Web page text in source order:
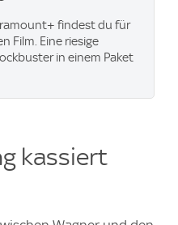
findest du für
Film. Eine riesige
in einem Paket
kassiert